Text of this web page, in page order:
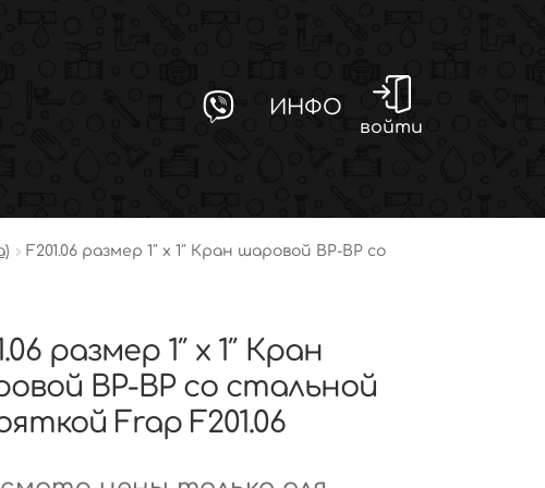
ИНФО
войти
F201.06 размер 1″ x 1″ Кран шаровой ВР-ВР со
размер 1″ x 1″ Кран
ВР-ВР со стальной
Frap F201.06